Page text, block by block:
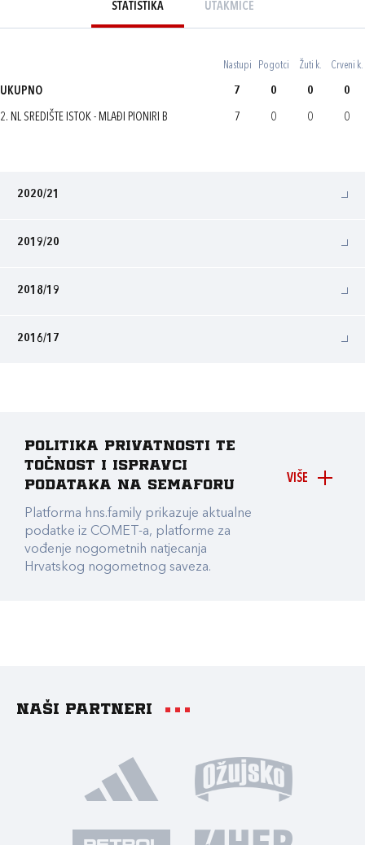
STATISTIKA UTAKMICE
Nastupi Pogotci Žuti k. Crveni k.
UKUPNO 7 0 0 0
2. NL SREDIŠTE ISTOK - MLAĐI PIONIRI B 7 0 0 0
2020/21
2019/20
2018/19
2016/17
VIŠE
Politika privatnosti te
točnost i ispravci
podataka na Semaforu
Platforma hns.family prikazuje aktualne
podatke iz COMET-a, platforme za
vođenje nogometnih natjecanja
Hrvatskog nogometnog saveza.
Naši partneri